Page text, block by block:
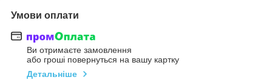
Умови оплати
Ви отримаєте замовлення
або гроші повернуться на вашу картку
Детальніше